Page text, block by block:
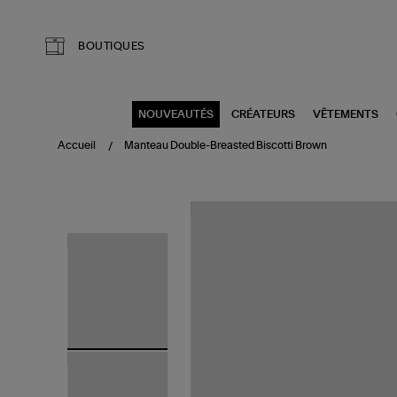
BOUTIQUES
NOUVEAUTÉS CRÉATEURS VÊTEMENTS
Accueil Manteau Double-Breasted Biscotti Brown